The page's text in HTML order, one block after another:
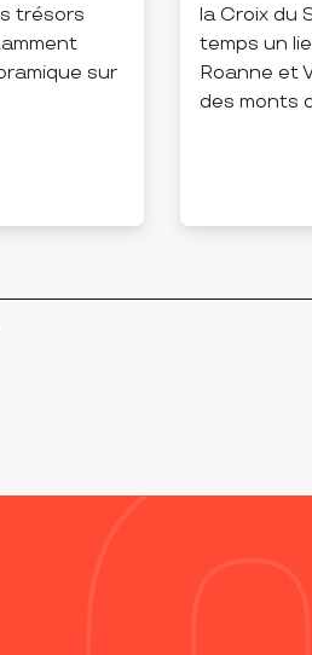
trésors
sur
la Croix du
temps un
Roanne et
des monts